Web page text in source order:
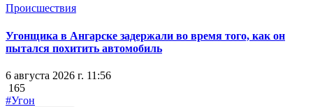
Происшествия
Угонщика в Ангарске задержали во время того, как он
пытался похитить автомобиль
6 августа 2026 г. 11:56
165
#Угон